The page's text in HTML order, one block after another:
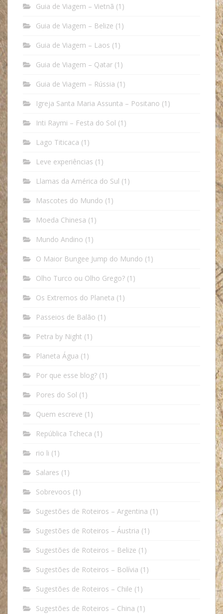
Guia de Viagem – Vietnã (1)
Guia de Viagem – Belize (1)
Guia de Viagem – Laos (1)
Guia de Viagem – Qatar (1)
Guia de Viagem – Rússia (1)
Igreja Santa Maria Assunta – Positano (1)
Inti Raymi – Festa do Sol (1)
Lago Titicaca (1)
Leve experiências (1)
Llamas da América do Sul (1)
Mascotes do Mundo (1)
Moeda Chinesa (1)
Mundo Andino (1)
O Maior Bungee Jump do Mundo (1)
Olho Turco ou Olho Grego? (1)
Os Extremos do Planeta (1)
Passeios de Balão (1)
Petra by Night (1)
Planeta Água (1)
Por que esse blog? (1)
Pores do Sol (1)
Quem escreve (1)
República Tcheca (1)
rio li (1)
Salares (1)
Sobrevoos (1)
Sugestões de Roteiros – Argentina (1)
Sugestões de Roteiros – Áustria (1)
Sugestões de Roteiros – Belize (1)
Sugestões de Roteiros – Bolívia (1)
Sugestões de Roteiros – Chile (1)
Sugestões de Roteiros – China (1)